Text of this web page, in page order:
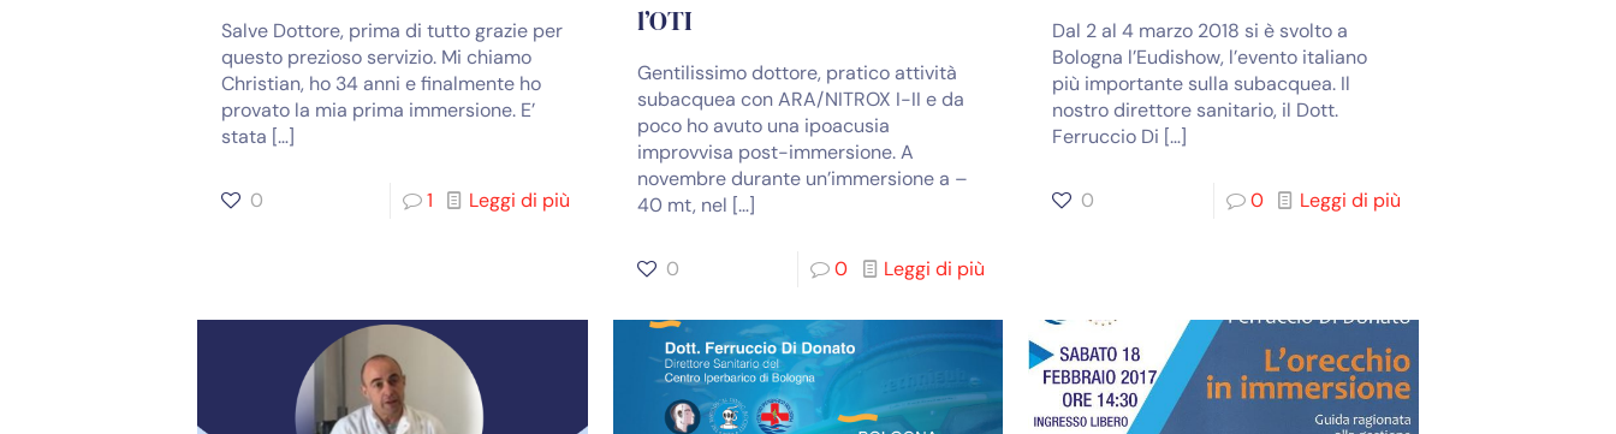
Salve Dottore, prima di tutto grazie per
questo prezioso servizio. Mi chiamo
Christian, ho 34 anni e finalmente ho
provato la mia prima immersione. E’
stata […]
0 1 Leggi di più
l’OTI
Gentilissimo dottore, pratico attività
subacquea con ARA/NITROX I-II e da
poco ho avuto una ipoacusia
improvvisa post-immersione. A
novembre durante un’immersione a –
40 mt, nel […]
0 0 Leggi di più
Dal 2 al 4 marzo 2018 si è svolto a
Bologna l’Eudishow, l’evento italiano
più importante sulla subacquea. Il
nostro direttore sanitario, il Dott.
Ferruccio Di […]
0 0 Leggi di più